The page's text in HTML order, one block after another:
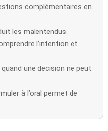
complémentaires en
les malentendus.
l’intention et
une décision ne peut
à l’oral permet de